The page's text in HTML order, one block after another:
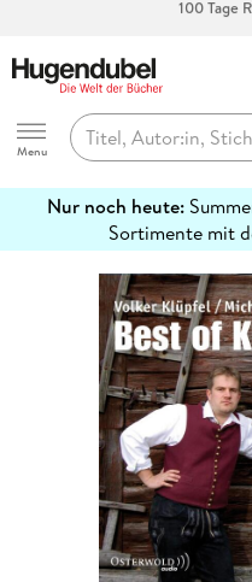
Abholung
Hugendubel
Menu
Nur noch heute:
Sortimente mit
erfahren